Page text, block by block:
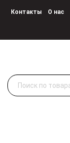
Контакты О нас
Искать: